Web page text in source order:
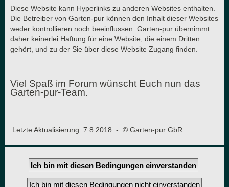
Diese Website kann Hyperlinks zu anderen Websites enthalten.
Die Betreiber von Garten-pur können den Inhalt dieser Websites
weder kontrollieren noch beeinflussen. Garten-pur übernimmt
daher keinerlei Haftung für eine Website, die einem Dritten
gehört, und zu der Sie über diese Website Zugang finden.
Viel Spaß im Forum wünscht Euch nun das
Garten-pur-Team.
Letzte Aktualisierung: 7.8.2018 - © Garten-pur GbR